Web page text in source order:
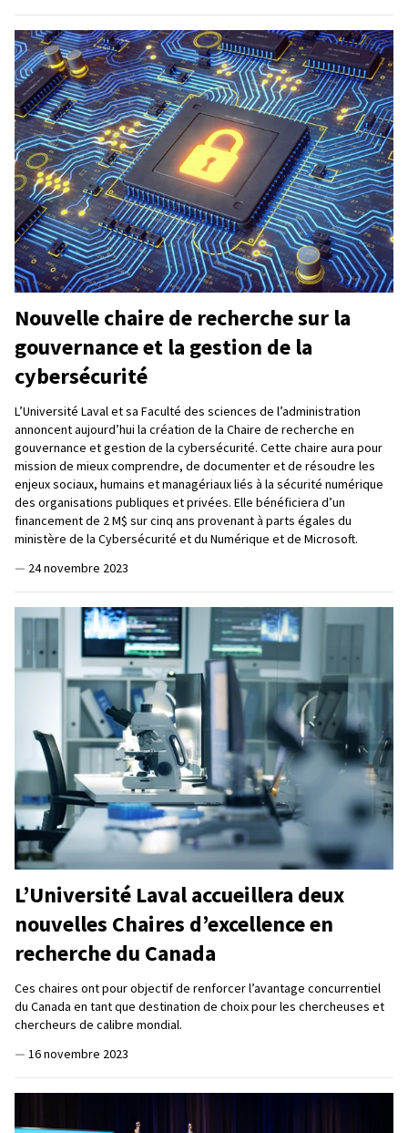
Nouvelle chaire de recherche sur la
gouvernance et la gestion de la
cybersécurité
L’Université Laval et sa Faculté des sciences de l’administration
annoncent aujourd’hui la création de la Chaire de recherche en
gouvernance et gestion de la cybersécurité. Cette chaire aura pour
mission de mieux comprendre, de documenter et de résoudre les
enjeux sociaux, humains et managériaux liés à la sécurité numérique
des organisations publiques et privées. Elle bénéficiera d’un
financement de 2 M$ sur cinq ans provenant à parts égales du
ministère de la Cybersécurité et du Numérique et de Microsoft.
— 24 novembre 2023
L’Université Laval accueillera deux
nouvelles Chaires d’excellence en
recherche du Canada
Ces chaires ont pour objectif de renforcer l’avantage concurrentiel
du Canada en tant que destination de choix pour les chercheuses et
chercheurs de calibre mondial.
— 16 novembre 2023